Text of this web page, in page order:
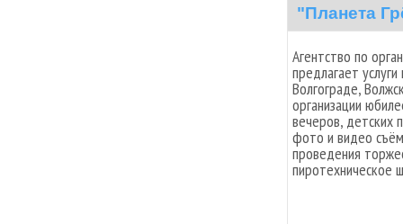
"Планета
Агентство по
предлагает
Волгограде,
организации
вечеров, детских
фото и видео
проведения
пиротехническое